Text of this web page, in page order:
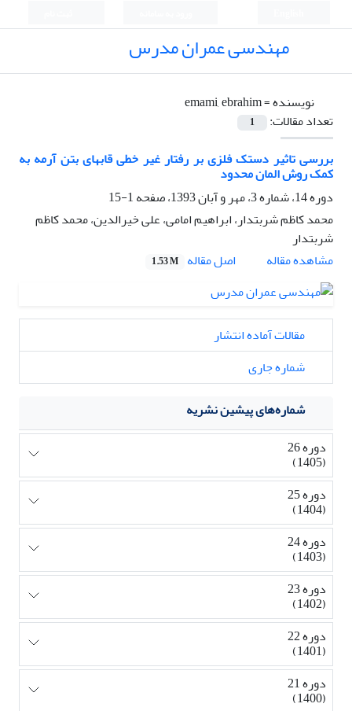
مهندسی عمران مدرس
نویسنده =emami, ebrahim
تعداد مقالات:
1
بررسی تاثیر دستک فلزی بر رفتار غیر خطی قابهای بتن آرمه به
کمک روش المان محدود
دوره 14، شماره 3، مهر و آبان 1393، صفحه
1-15
محمد کاظم شربتدار، ابراهیم امامی، علی خیرالدین، محمد کاظم
شربتدار
مشاهده مقاله
اصل مقاله 1.53 M
مقالات آماده انتشار
شماره جاری
شماره‌های پیشین نشریه
دوره 26
(1405)
دوره 25
(1404)
دوره 24
(1403)
دوره 23
(1402)
دوره 22
(1401)
دوره 21
(1400)